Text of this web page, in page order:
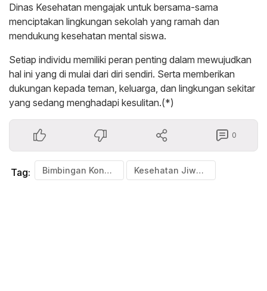
Dinas Kesehatan mengajak untuk bersama-sama
menciptakan lingkungan sekolah yang ramah dan
mendukung kesehatan mental siswa.
Setiap individu memiliki peran penting dalam mewujudkan
hal ini yang di mulai dari diri sendiri. Serta memberikan
dukungan kepada teman, keluarga, dan lingkungan sekitar
yang sedang menghadapi kesulitan.(*)
0
Tag: Bimbingan Konseling Kesehatan Jiwa Siswa